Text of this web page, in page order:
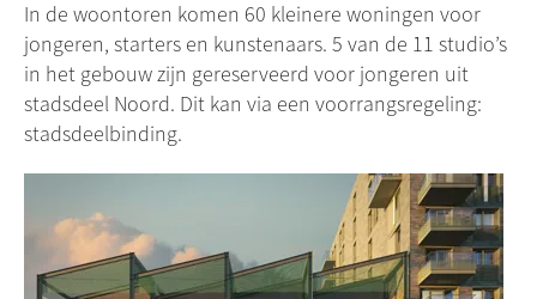
In de woontoren komen 60 kleinere woningen voor
jongeren, starters en kunstenaars. 5 van de 11 studio’s
in het gebouw zijn gereserveerd voor jongeren uit
stadsdeel Noord. Dit kan via een voorrangsregeling:
stadsdeelbinding.